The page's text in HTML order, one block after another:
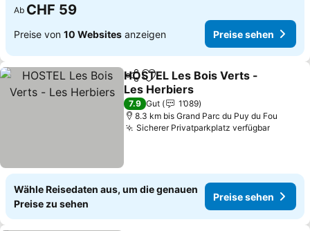
Ab CHF 59
Preise von 10 Websites anzeigen Preise sehen
TeilenZu Favoriten hinzufügen
HOSTEL Les Bois Verts -
Les Herbiers
Preise sehen
7.9 Gut
1’089
8.3 km bis Grand Parc du Puy du Fou
Sicherer Privatparkplatz verfügbarPreise
Wähle Reisedaten aus, um die genauen
Preise zu sehen
Preise sehen